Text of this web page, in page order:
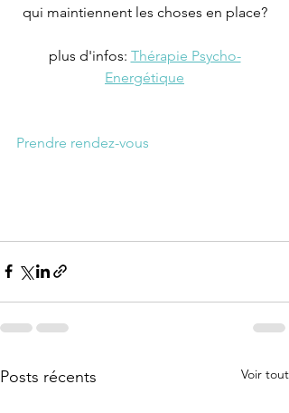
qui maintiennent les choses en place?
plus d'infos: Thérapie Psycho-
Energétique
Prendre rendez-vous
Posts récents Voir tout